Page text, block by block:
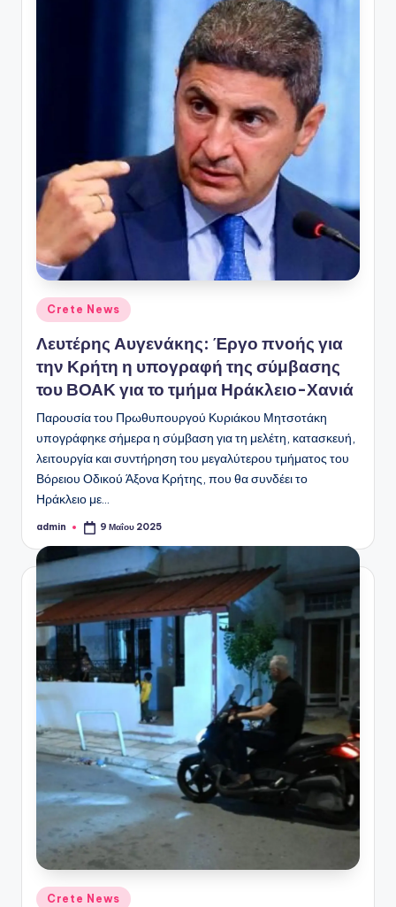
Αναρτήθηκε
σε
Crete News
Λευτέρης Αυγενάκης: Έργο πνοής για
την Κρήτη η υπογραφή της σύμβασης
του ΒΟΑΚ για το τμήμα Ηράκλειο-Χανιά
Παρουσία του Πρωθυπουργού Κυριάκου Μητσοτάκη
υπογράφηκε σήμερα η σύμβαση για τη μελέτη, κατασκευή,
λειτουργία και συντήρηση του μεγαλύτερου τμήματος του
Βόρειου Οδικού Άξονα Κρήτης, που θα συνδέει το
Ηράκλειο με…
Συγγραφέας:
admin 9 Μαΐου 2025
Αναρτήθηκε
Crete News